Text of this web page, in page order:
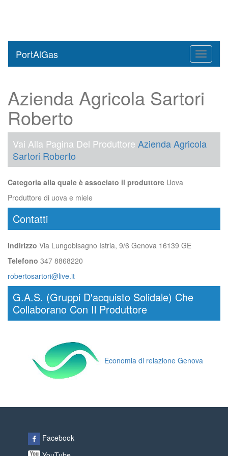
Toggle
PortAlGas
Azienda Agricola Sartori
Roberto
Vai Alla Pagina Del Produttore Azienda Agricola
Sartori Roberto
Categoria alla quale è associato il produttore Uova
Produttore di uova e miele
Contatti
Indirizzo Via Lungobisagno Istria, 9/6 Genova 16139 GE
Telefono 347 8868220
robertosartori@live.it
G.A.S. (Gruppi D'acquisto Solidale) Che
Collaborano Con Il Produttore
Economia di relazione Genova
Facebook